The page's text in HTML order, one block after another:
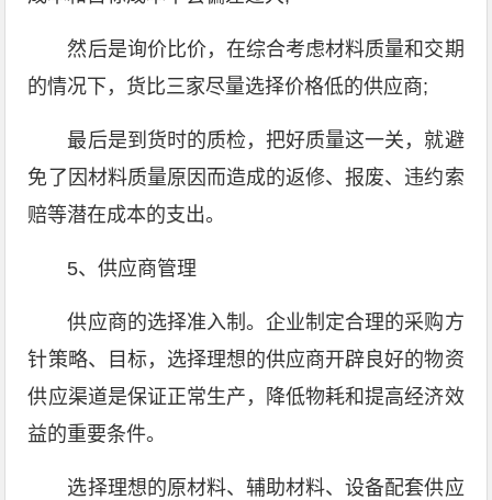
然后是询价比价，在综合考虑材料质量和交期
的情况下，货比三家尽量选择价格低的供应商;
最后是到货时的质检，把好质量这一关，就避
免了因材料质量原因而造成的返修、报废、违约索
赔等潜在成本的支出。
5、供应商管理
供应商的选择准入制。企业制定合理的采购方
针策略、目标，选择理想的供应商开辟良好的物资
供应渠道是保证正常生产，降低物耗和提高经济效
益的重要条件。
选择理想的原材料、辅助材料、设备配套供应